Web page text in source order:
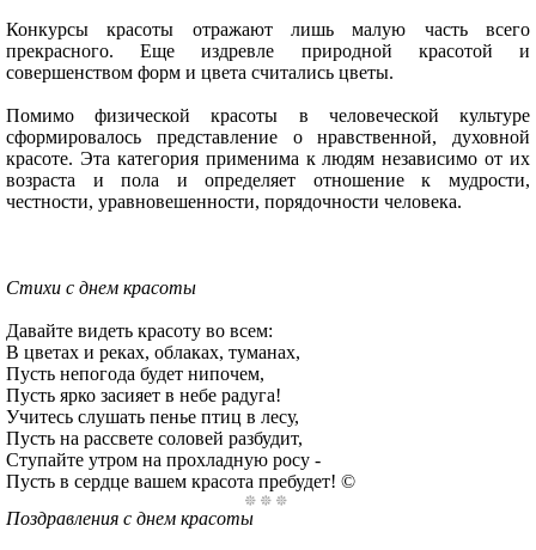
Конкурсы красоты отражают лишь малую часть всего
прекрасного. Еще издревле природной красотой и
совершенством форм и цвета считались цветы.
Помимо физической красоты в человеческой культуре
сформировалось представление о нравственной, духовной
красоте. Эта категория применима к людям независимо от их
возраста и пола и определяет отношение к мудрости,
честности, уравновешенности, порядочности человека.
Стихи с днем красоты
Давайте видеть красоту во всем:
В цветах и реках, облаках, туманах,
Пусть непогода будет нипочем,
Пусть ярко засияет в небе радуга!
Учитесь слушать пенье птиц в лесу,
Пусть на рассвете соловей разбудит,
Ступайте утром на прохладную росу -
Пусть в сердце вашем красота пребудет! ©
Поздравления с днем красоты